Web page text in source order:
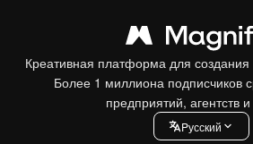
Креативная платформа для
Более 1 миллиона подписчиков
предприятий, агентств
Pусский